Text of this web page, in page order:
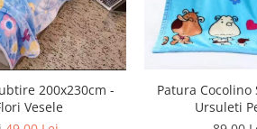
200x230cm -
Vesele
Patura Cocolino
Ursuleti